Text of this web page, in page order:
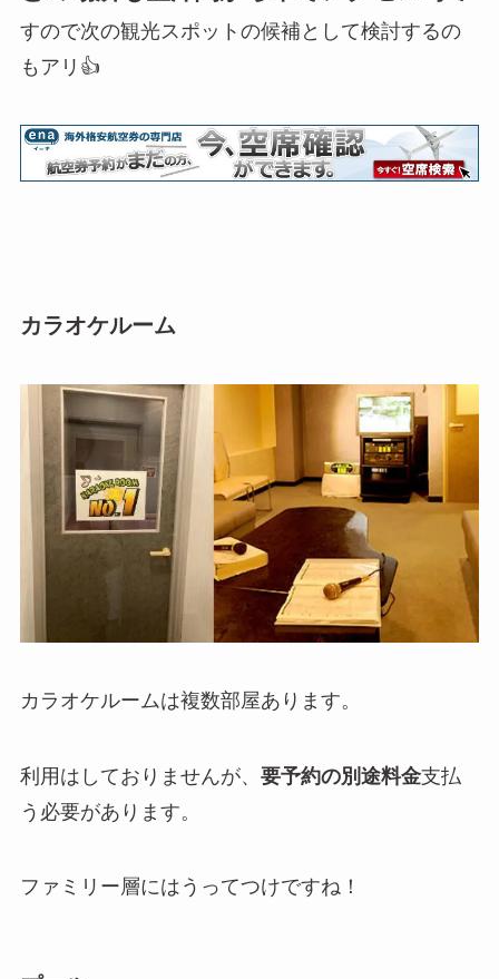
すので次の観光スポットの候補として検討するの
もアリ👍
カラオケルーム
カラオケルームは複数部屋あります。
利用はしておりませんが、 要予約の別途料金支払
う必要があります。
ファミリー層にはうってつけですね！